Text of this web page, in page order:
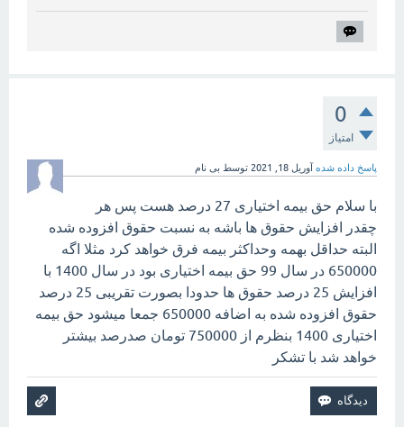
0
امتیاز
پاسخ داده شده آوریل 18, 2021 توسط بی نام
با سلام حق بیمه اختیاری 27 درصد هست پس هر
چقدر افزایش حقوق ها باشه به نسبت حقوق افزوده شده
البته حداقل بهمه وحداکثر بیمه فرق خواهد کرد مثلا اگه
650000 در سال 99 حق بیمه اختیاری بود در سال 1400 با
افزایش 25 درصد حقوق ها حدودا بصورت تقریبی 25 درصد
حقوق افزوده شده به اضافه 650000 جمعا میشود حق بیمه
اختیاری 1400 بنظرم از 750000 تومان صدرصد بیشتر
خواهد شد با تشکر